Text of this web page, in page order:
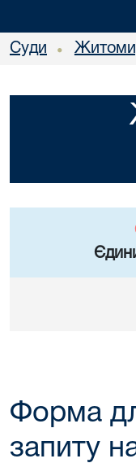
Суди •
Форма
запиту